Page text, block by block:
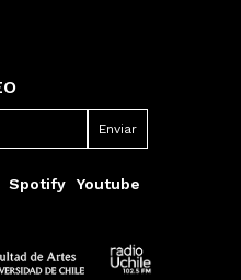
Spotify Youtube